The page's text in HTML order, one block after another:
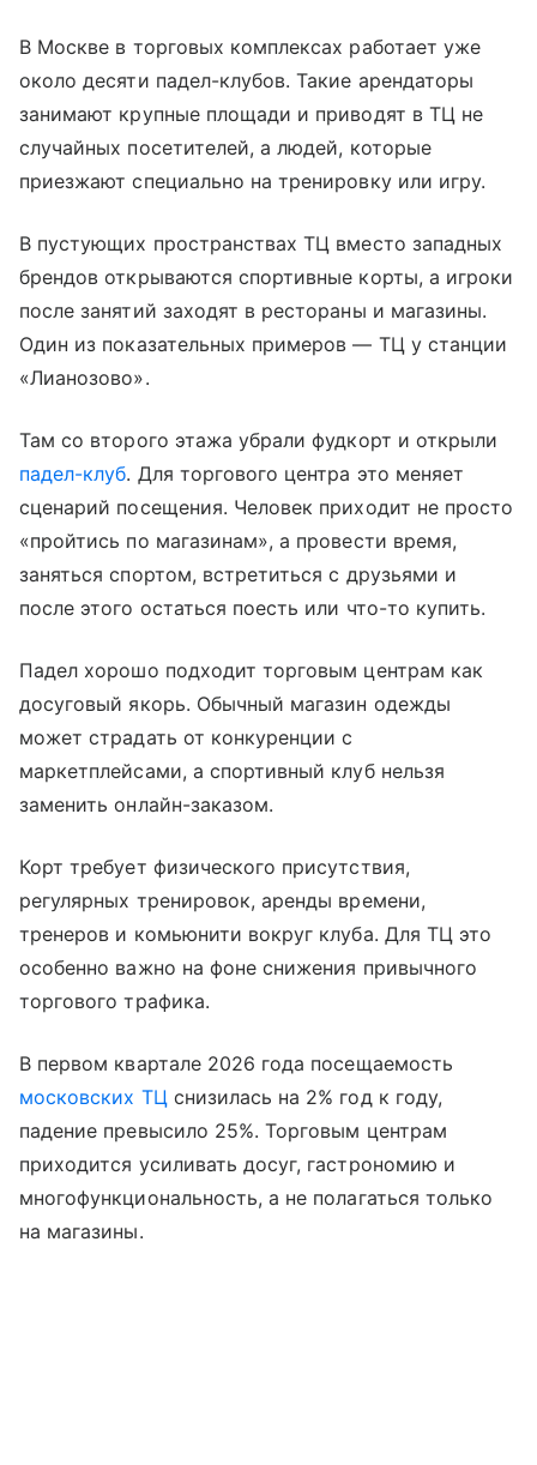
В Москве в торговых комплексах работает уже
около десяти падел-клубов. Такие арендаторы
занимают крупные площади и приводят в ТЦ не
случайных посетителей, а людей, которые
приезжают специально на тренировку или игру.
В пустующих пространствах ТЦ вместо западных
брендов открываются спортивные корты, а игроки
после занятий заходят в рестораны и магазины.
Один из показательных примеров — ТЦ у станции
«Лианозово».
Там со второго этажа убрали фудкорт и открыли
падел-клуб. Для торгового центра это меняет
сценарий посещения. Человек приходит не просто
«пройтись по магазинам», а провести время,
заняться спортом, встретиться с друзьями и
после этого остаться поесть или что-то купить.
Падел хорошо подходит торговым центрам как
досуговый якорь. Обычный магазин одежды
может страдать от конкуренции с
маркетплейсами, а спортивный клуб нельзя
заменить онлайн-заказом.
Корт требует физического присутствия,
регулярных тренировок, аренды времени,
тренеров и комьюнити вокруг клуба. Для ТЦ это
особенно важно на фоне снижения привычного
торгового трафика.
В первом квартале 2026 года посещаемость
московских ТЦснизилась на 2% год к году,
падение превысило 25%. Торговым центрам
приходится усиливать досуг, гастрономию и
многофункциональность, а не полагаться только
на магазины.